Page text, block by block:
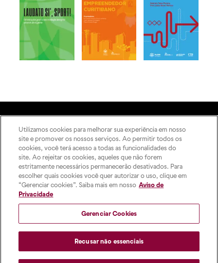
Rua Imaculada Conceição,
1155 – Prado Velho,
Curitiba – PR, 80215-901
Das 8h às 17h, de segunda a
sexta-feira
pucpress@pucpr.br
+55 (41) 9 9860-2728
A Editora
Como publicar
ODS
Contato
Utilizamos cookies para melhorar sua experiência em nosso
site e promover os nossos serviços. Ao permitir todos os
cookies, você terá acesso a todas as funcionalidades do
site. Ao rejeitar os cookies, aqueles que não forem
estritamente necessários permanecerão desativados. Para
escolher quais cookies você quer autorizar o uso, clique em
“Gerenciar cookies”. Saiba mais em nosso Aviso de
Privacidade
Gerenciar Cookies
Recusar não essenciais